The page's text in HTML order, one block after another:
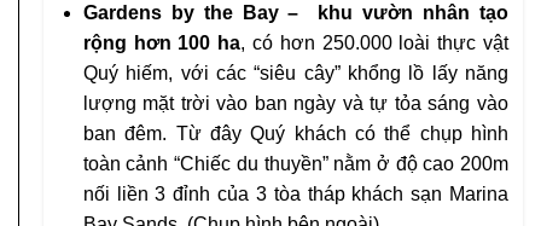
Gardens by the Bay – khu vườn nhân tạo
rộng hơn 100 ha, có hơn 250.000 loài thực vật
Quý hiếm, với các “siêu cây” khổng lồ lấy năng
lượng mặt trời vào ban ngày và tự tỏa sáng vào
ban đêm. Từ đây Quý khách có thể chụp hình
toàn cảnh “Chiếc du thuyền” nằm ở độ cao 200m
nối liền 3 đỉnh của 3 tòa tháp khách sạn Marina